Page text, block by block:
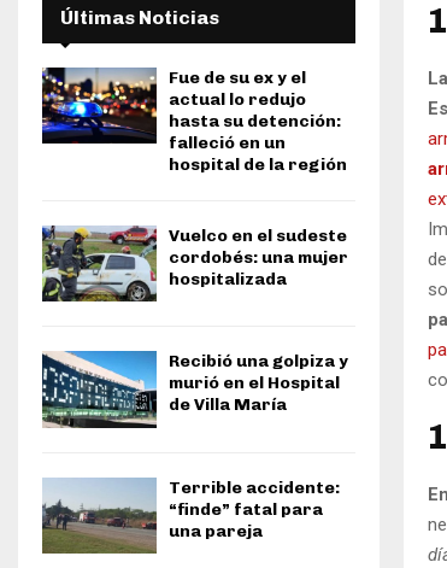
Últimas Noticias
Fue de su ex y el
actual lo redujo
hasta su detención:
falleció en un
hospital de la región
Vuelco en el sudeste
cordobés: una mujer
hospitalizada
Recibió una golpiza y
murió en el Hospital
de Villa María
Terrible accidente:
“finde” fatal para
una pareja